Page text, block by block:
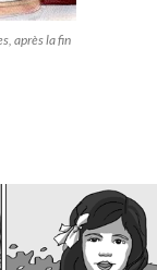
après la fin